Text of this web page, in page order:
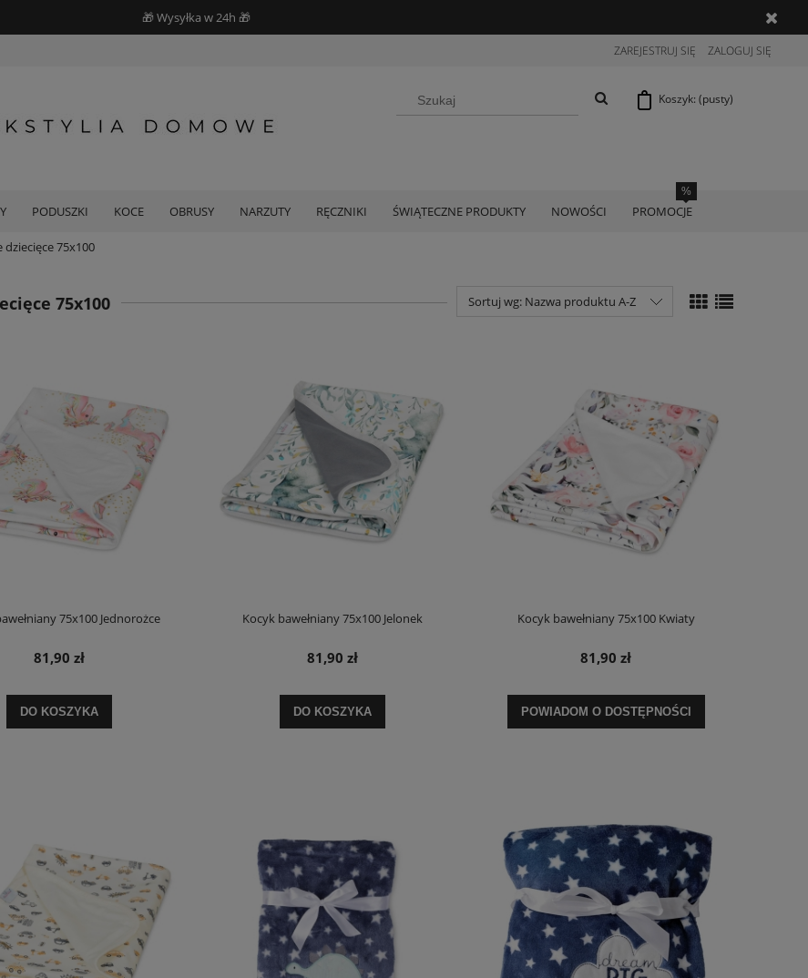
🎁 Wysyłka w 24h 🎁
ZAREJESTRUJ SIĘ ZALOGUJ SIĘ
Koszyk: (pusty)
PODUSZKI KOCE OBRUSY NARZUTY RĘCZNIKI ŚWIĄTECZNE PRODUKTY NOWOŚCI PROMOCJE
dziecięce 75x100
75x100 Sortuj wg: Nazwa produktu A-Z
75x100 Jednorożce
81,90 zł
DO KOSZYKA
Kocyk bawełniany 75x100 Jelonek
81,90 zł
DO KOSZYKA
Kocyk bawełniany 75x100 Kwiaty
81,90 zł
POWIADOM O DOSTĘPNOŚCI